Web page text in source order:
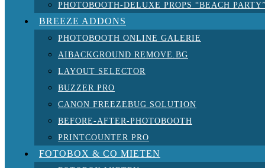
PHOTOBOOTH-DELUXE PROPS “BEACH
BREEZE ADDONS
PHOTOBOOTH ONLINE GALERIE
AIBACKGROUND REMOVE.BG
LAYOUT SELECTOR
BUZZER PRO
CANON FREEZEBUG SOLUTION
BEFORE-AFTER-PHOTOBOOTH
PRINTCOUNTER PRO
FOTOBOX & CO MIETEN